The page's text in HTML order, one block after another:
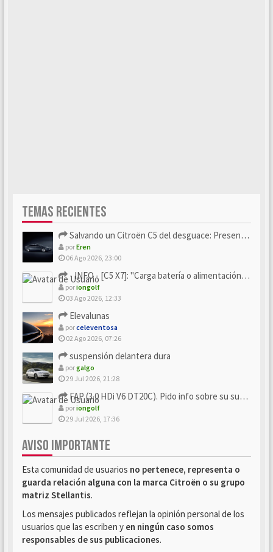
TEMAS RECIENTES
Salvando un Citroën C5 del desguace: Presentación y seguimiento
porEren
06 Ago 2026, 23:00
- INFO - [C5 X7]: "Carga batería o alimentación eléctri...
poriongolf
03 Ago 2026, 12:33
Elevalunas
porceleventosa
02 Ago 2026, 07:26
suspensión delantera dura
porgalgo
29 Jul 2026, 21:28
FAP (3.0 HDi V6 DT20C). Pido info sobre su sustitución
poriongolf
29 Jul 2026, 17:36
AVISO IMPORTANTE
Esta comunidad de usuarios no pertenece, representa o
guarda relación alguna con la marca Citroën o su grupo
matriz Stellantis.
Los mensajes publicados reflejan la opinión personal de los
usuarios que las escriben y en ningún caso somos
responsables de sus publicaciones.